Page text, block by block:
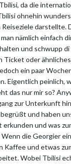
da die
ohnehin
darstellte.
nämlich einfach
und schwupp
oder
ein paar
Eigentlich peinlich,
das nur mir so?
zur Unterkunft
und haben
und was
die Georgier
und etwas
Wobei Tbilisi